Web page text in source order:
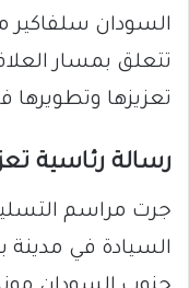
السودان
تتعلق بمسار
تعزيزها
رسالة رئاسية
جرت مراسم
السيادة في مدينة